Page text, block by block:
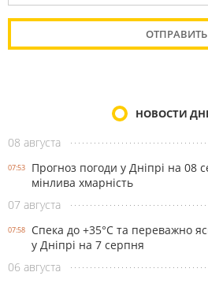
НОВОСТИ
08 августа
07:53
Прогноз погоди у Дніпрі на 08
мінлива хмарність
07 августа
07:58
Спека до +35°С та переважно
у Дніпрі на 7 серпня
06 августа